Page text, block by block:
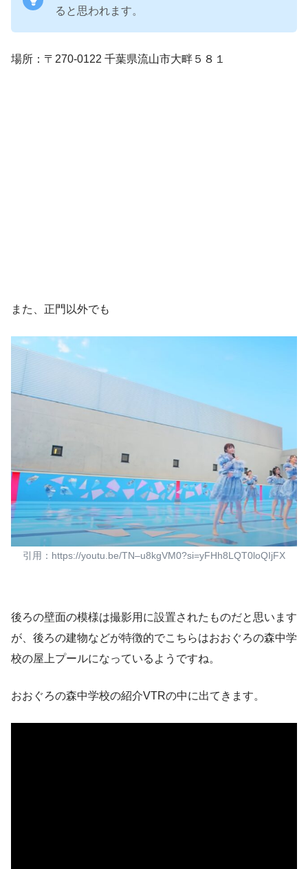
ると思われます。
場所：〒270-0122 千葉県流山市大畔５８１
また、正門以外でも
引用：https://youtu.be/TN–u8kgVM0?si=yFHh8LQT0loQIjFX
後ろの壁面の模様は撮影用に設置されたものだと思います
が、後ろの建物などが特徴的でこちらはおおぐろの森中学
校の屋上プールになっているようですね。
おおぐろの森中学校の紹介VTRの中に出てきます。